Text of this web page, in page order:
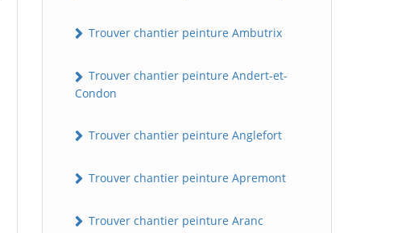
Trouver chantier peinture Ambutrix
Trouver chantier peinture Andert-et-
Condon
Trouver chantier peinture Anglefort
Trouver chantier peinture Apremont
Trouver chantier peinture Aranc